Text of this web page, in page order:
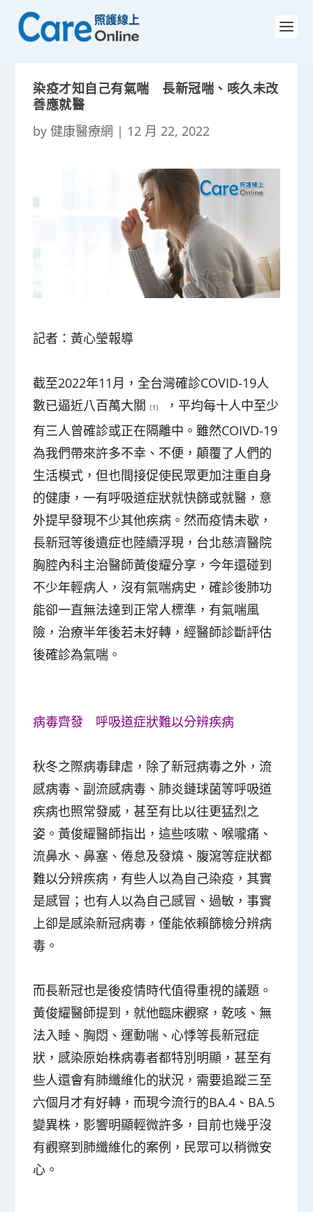
染疫才知自己有氣喘 長新冠喘、咳久未改
善應就醫
by健康醫療網 | 12 月 22, 2022
記者：黃心瑩報導
截至2022年11月，全台灣確診COVID-19人
數已逼近八百萬大關 〔1〕
，平均每十人中至少
有三人曾確診或正在隔離中。雖然COIVD-19
為我們帶來許多不幸、不便，顛覆了人們的
生活模式，但也間接促使民眾更加注重自身
的健康，一有呼吸道症狀就快篩或就醫，意
外提早發現不少其他疾病。然而疫情未歇，
長新冠等後遺症也陸續浮現，台北慈濟醫院
胸腔內科主治醫師黃俊耀分享，今年還碰到
不少年輕病人，沒有氣喘病史，確診後肺功
能卻一直無法達到正常人標準，有氣喘風
險，治療半年後若未好轉，經醫師診斷評估
後確診為氣喘。
病毒齊發 呼吸道症狀難以分辨疾病
秋冬之際病毒肆虐，除了新冠病毒之外，流
感病毒、副流感病毒、肺炎鏈球菌等呼吸道
疾病也照常發威，甚至有比以往更猛烈之
姿。黃俊耀醫師指出，這些咳嗽、喉嚨痛、
流鼻水、鼻塞、倦怠及發燒、腹瀉等症狀都
難以分辨疾病，有些人以為自己染疫，其實
是感冒；也有人以為自己感冒、過敏，事實
上卻是感染新冠病毒，僅能依賴篩檢分辨病
毒。
而長新冠也是後疫情時代值得重視的議題。
黃俊耀醫師提到，就他臨床觀察，乾咳、無
法入睡、胸悶、運動喘、心悸等長新冠症
狀，感染原始株病毒者都特別明顯，甚至有
些人還會有肺纖維化的狀況，需要追蹤三至
六個月才有好轉，而現今流行的BA.4、BA.5
變異株，影響明顯輕微許多，目前也幾乎沒
有觀察到肺纖維化的案例，民眾可以稍微安
心。